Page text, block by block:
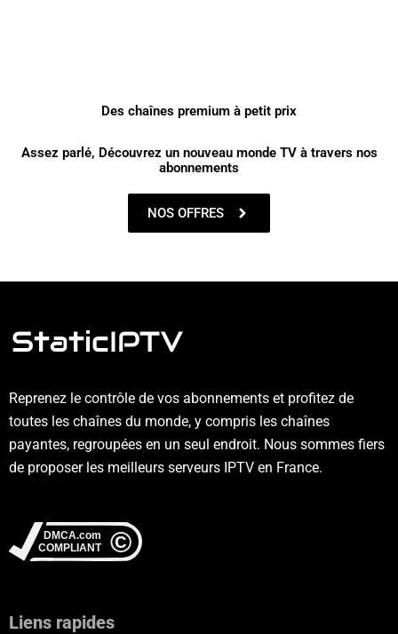
Des chaînes premium à petit prix
Assez parlé, Découvrez un nouveau monde TV à travers nos
abonnements
NOS OFFRES
Reprenez le contrôle de vos abonnements et profitez de
toutes les chaînes du monde, y compris les chaînes
payantes, regroupées en un seul endroit. Nous sommes fiers
de proposer les meilleurs serveurs IPTV en France.
Liens rapides